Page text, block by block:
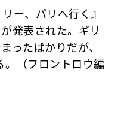
ー、パリへ行く』
発表された。ギリ
ったばかりだが、
。（フロントロウ編